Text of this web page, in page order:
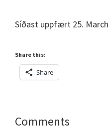
Síðast uppfært 25.
Share this:
Share
Reader
Comments